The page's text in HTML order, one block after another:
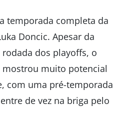
temporada completa da
Doncic. Apesar da
dos playoffs, o
muito potencial
com uma pré-temporada
de vez na briga pelo